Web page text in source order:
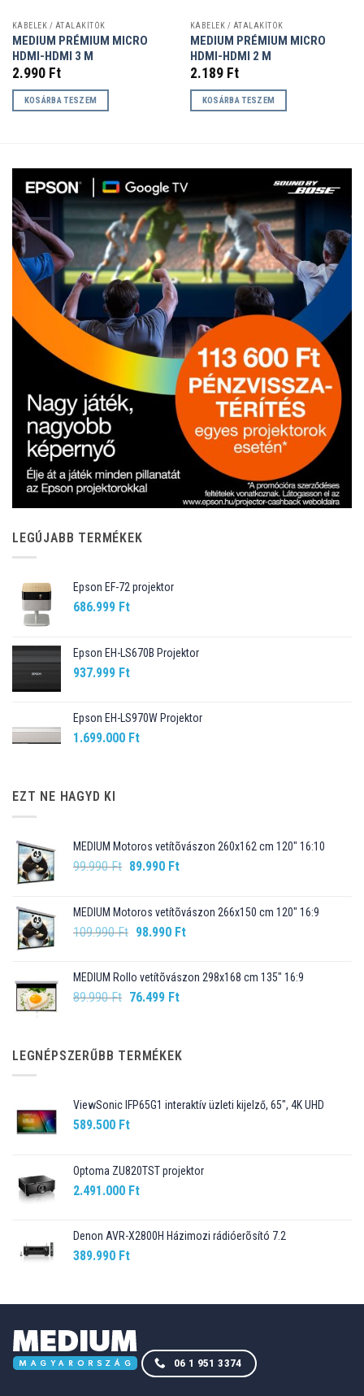
KÁBELEK / ÁTALAKÍTÓK
MEDIUM PRÉMIUM MICRO
HDMI-HDMI 3 M
2.990 Ft
KOSÁRBA TESZEM
KÁBELEK / ÁTALAKÍTÓK
MEDIUM PRÉMIUM MICRO
HDMI-HDMI 2 M
2.189 Ft
KOSÁRBA TESZEM
LEGÚJABB TERMÉKEK
Epson EF-72 projektor
686.999 Ft
Epson EH-LS670B Projektor
937.999 Ft
Epson EH-LS970W Projektor
1.699.000 Ft
EZT NE HAGYD KI
MEDIUM Motoros vetítõvászon 260x162 cm 120" 16:10
99.990Ft Original
99.990 Ft.
89.990 FtCurrent
89.990 Ft.
MEDIUM Motoros vetítõvászon 266x150 cm 120" 16:9
109.990Ft Original
109.990 Ft.
98.990 FtCurrent
98.990 Ft.
MEDIUM Rollo vetítõvászon 298x168 cm 135" 16:9
89.990Ft Original
89.990 Ft.
76.499 FtCurrent
76.499 Ft.
LEGNÉPSZERŰBB TERMÉKEK
ViewSonic IFP65G1 interaktív üzleti kijelző, 65", 4K UHD
589.500 Ft
Optoma ZU820TST projektor
2.491.000 Ft
Denon AVR-X2800H Házimozi rádióerõsító 7.2
389.990 Ft
06 1 951 3374